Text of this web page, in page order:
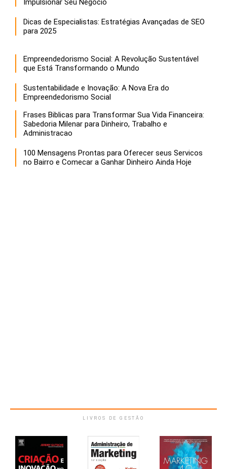
Impulsionar Seu Negócio
Dicas de Especialistas: Estratégias Avançadas de SEO
para 2025
Empreendedorismo Social: A Revolução Sustentável
que Está Transformando o Mundo
Sustentabilidade e Inovação: A Nova Era do
Empreendedorismo Social
Frases Biblicas para Transformar Sua Vida Financeira:
Sabedoria Milenar para Dinheiro, Trabalho e
Administracao
100 Mensagens Prontas para Oferecer seus Servicos
no Bairro e Comecar a Ganhar Dinheiro Ainda Hoje
LIVROS DE GESTÃO